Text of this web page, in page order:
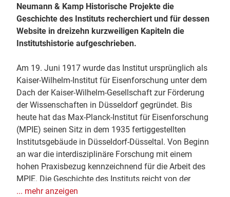
Neumann & Kamp Historische Projekte die
Geschichte des Instituts recherchiert und für dessen
Website in dreizehn kurzweiligen Kapiteln die
Institutshistorie aufgeschrieben.
Am 19. Juni 1917 wurde das Institut ursprünglich als
Kaiser-Wilhelm-Institut für Eisenforschung unter dem
Dach der Kaiser-Wilhelm-Gesellschaft zur Förderung
der Wissenschaften in Düsseldorf gegründet. Bis
heute hat das Max-Planck-Institut für Eisenforschung
(MPIE) seinen Sitz in dem 1935 fertiggestellten
Institutsgebäude in Düsseldorf-Düsseltal. Von Beginn
an war die interdisziplinäre Forschung mit einem
hohen Praxisbezug kennzeichnend für die Arbeit des
MPIE. Die Geschichte des Instituts reicht von der
Gründungszeit, über die Beteiligung an der
... mehr anzeigen